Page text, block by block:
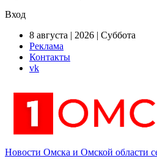
Вход
8 августа | 2026 | Суббота
Реклама
Контакты
vk
Новости Омска и Омской области